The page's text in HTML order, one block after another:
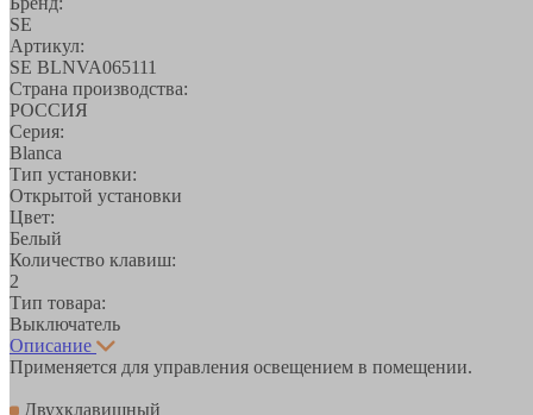
SE
Артикул:
SE BLNVA065111
Страна производства:
РОССИЯ
Серия:
Blanca
Тип установки:
Открытой установки
Цвет:
Белый
Количество клавиш:
2
Тип товара:
Выключатель
Описание
Применяется для управления освещением в помещении.
Двухклавишный